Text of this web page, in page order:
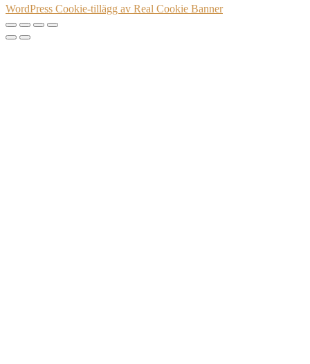
WordPress Cookie-tillägg av Real Cookie Banner